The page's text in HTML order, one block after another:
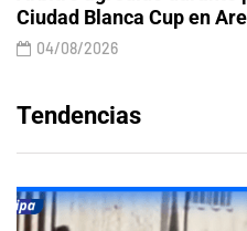
Ciudad Blanca Cup en
04/08/2026
Tendencias